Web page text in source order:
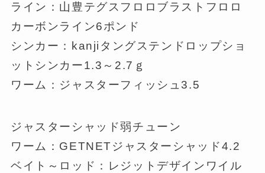
ライン：山豊テグスフロロブラストフロロ
カーボンライン6ポンド
シンカー：kanjiタングステンドロップショ
ットシンカー1.3～2.7ｇ
ワーム：ジャスターフィッシュ3.5
ジャスターシャッド弱チューン
ワーム：GETNETジャスターシャッド4.2
ベイト～ロッド：レジットデザインワイル